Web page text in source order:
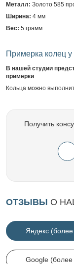
Металл: Золото 585
Ширина: 4 мм
Вес: 5 грамм
Примерка колец у
В нашей студии
примерки
Кольца можно
Получить
ОТЗЫВЫ О
Яндекс
Google (более